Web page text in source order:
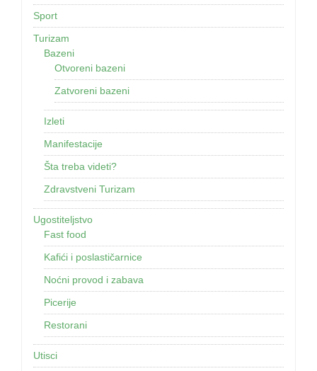
Sport
Turizam
Bazeni
Otvoreni bazeni
Zatvoreni bazeni
Izleti
Manifestacije
Šta treba videti?
Zdravstveni Turizam
Ugostiteljstvo
Fast food
Kafići i poslastičarnice
Noćni provod i zabava
Picerije
Restorani
Utisci